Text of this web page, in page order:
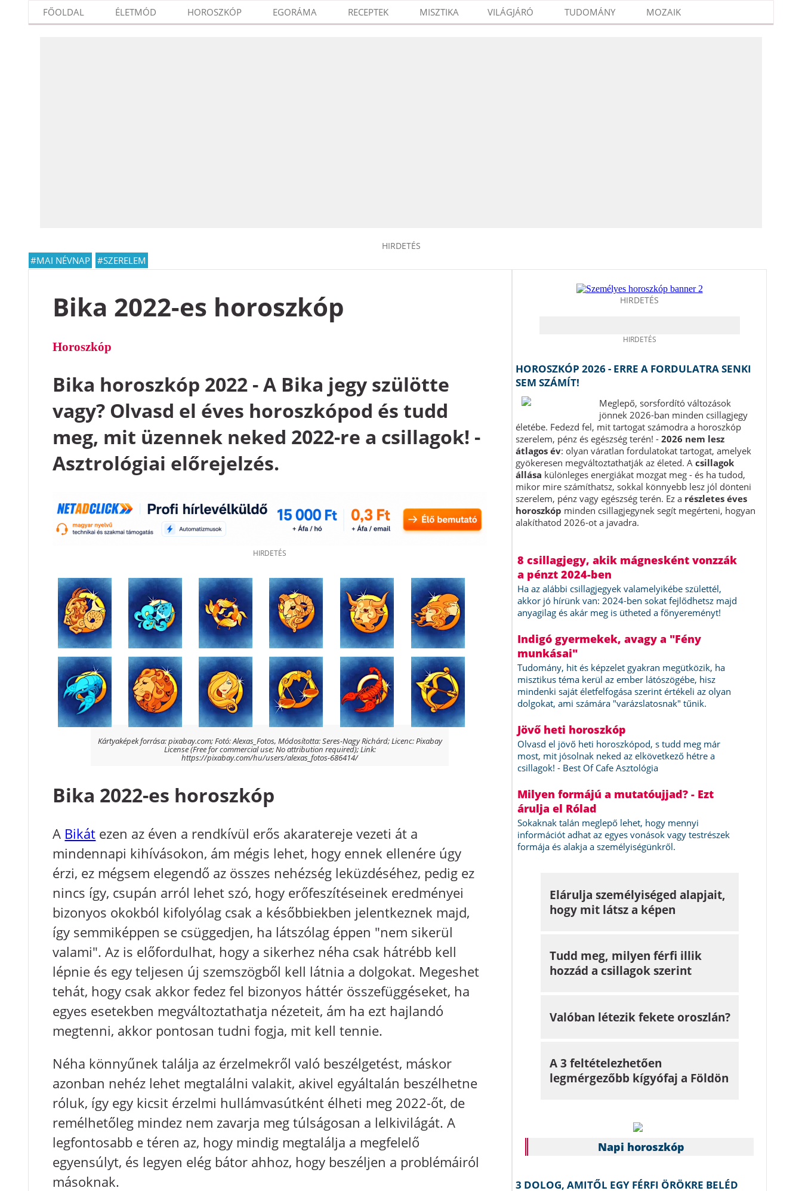
FŐOLDAL ÉLETMÓD HOROSZKÓP EGORÁMA RECEPTEK MISZTIKA VILÁGJÁRÓ TUDOMÁNY MOZAIK
HIRDETÉS
Bika 2022-es horoszkóp
Horoszkóp
Bika horoszkóp 2022 - A Bika jegy szülötte
vagy? Olvasd el éves horoszkópod és tudd
meg, mit üzennek neked 2022-re a csillagok! -
Asztrológiai előrejelzés.
Kártyaképek forrása: pixabay.com; Fotó: Alexas_Fotos, Módosította: Seres-Nagy Richárd; Licenc: Pixabay
License (Free for commercial use; No attribution required); Link:
https://pixabay.com/hu/users/alexas_fotos-686414/
Bika 2022-es horoszkóp
A Bikát ezen az éven a rendkívül erős akaratereje vezeti át a
mindennapi kihívásokon, ám mégis lehet, hogy ennek ellenére úgy
érzi, ez mégsem elegendő az összes nehézség leküzdéséhez, pedig ez
nincs így, csupán arról lehet szó, hogy erőfeszítéseinek eredményei
bizonyos okokból kifolyólag csak a későbbiekben jelentkeznek majd,
így semmiképpen se csüggedjen, ha látszólag éppen "nem sikerül
valami". Az is előfordulhat, hogy a sikerhez néha csak hátrébb kell
lépnie és egy teljesen új szemszögből kell látnia a dolgokat. Megeshet
tehát, hogy csak akkor fedez fel bizonyos háttér összefüggéseket, ha
egyes esetekben megváltoztathatja nézeteit, ám ha ezt hajlandó
megtenni, akkor pontosan tudni fogja, mit kell tennie.
Néha könnyűnek találja az érzelmekről való beszélgetést, máskor
azonban nehéz lehet megtalálni valakit, akivel egyáltalán beszélhetne
róluk, így egy kicsit érzelmi hullámvasútként élheti meg 2022-őt, de
remélhetőleg mindez nem zavarja meg túlságosan a lelkivilágát. A
legfontosabb e téren az, hogy mindig megtalálja a megfelelő
egyensúlyt, és legyen elég bátor ahhoz, hogy beszéljen a problémáiról
másoknak.